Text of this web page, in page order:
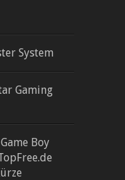
System
Gaming
Boy